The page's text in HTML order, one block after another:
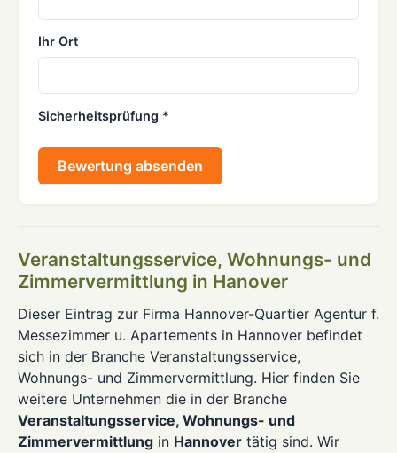
Ihr Ort
Sicherheitsprüfung *
Bewertung absenden
Veranstaltungsservice, Wohnungs- und
Zimmervermittlung in Hanover
Dieser Eintrag zur Firma Hannover-Quartier Agentur f.
Messezimmer u. Apartements in Hannover befindet
sich in der Branche Veranstaltungsservice,
Wohnungs- und Zimmervermittlung. Hier finden Sie
weitere Unternehmen die in der Branche
Veranstaltungsservice, Wohnungs- und
Zimmervermittlung in Hannover tätig sind. Wir